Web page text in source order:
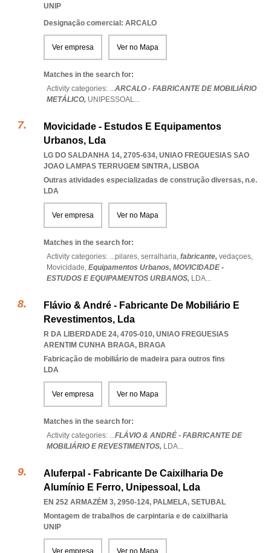
UNIP
Designação comercial: ARCALO
Ver empresa Ver no Mapa
Matches in the search for:
Activity categories: ...ARCALO - FABRICANTE DE MOBILIÁRIO
METÁLICO, UNIPESSOAL...
Movicidade - Estudos E Equipamentos
Urbanos, Lda
LG DO SALDANHA 14, 2705-634, UNIAO FREGUESIAS SAO
JOAO LAMPAS TERRUGEM SINTRA, LISBOA
Outras atividades especializadas de construção diversas, n.e.
LDA
Ver empresa Ver no Mapa
Matches in the search for:
Activity categories: ...pilares, serralharia, fabricante, vedaçoes,
Movicidade, Equipamentos Urbanos, MOVICIDADE -
ESTUDOS E EQUIPAMENTOS URBANOS, LDA...
Flávio & André - Fabricante De Mobiliário E
Revestimentos, Lda
R DA LIBERDADE 24, 4705-010, UNIAO FREGUESIAS
ARENTIM CUNHA BRAGA, BRAGA
Fabricação de mobiliário de madeira para outros fins
LDA
Ver empresa Ver no Mapa
Matches in the search for:
Activity categories: ...FLÁVIO & ANDRÉ - FABRICANTE DE
MOBILIÁRIO E REVESTIMENTOS, LDA...
Aluferpal - Fabricante De Caixilharia De
Alumínio E Ferro, Unipessoal, Lda
EN 252 ARMAZÉM 3, 2950-124, PALMELA, SETUBAL
Montagem de trabalhos de carpintaria e de caixilharia
UNIP
Ver empresa Ver no Mapa